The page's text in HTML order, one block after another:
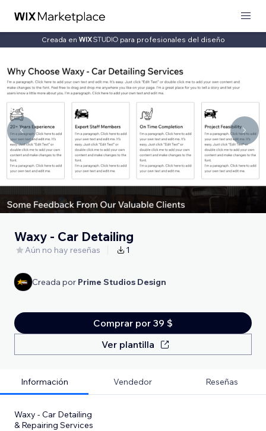
Creada en para profesionales del diseño
Waxy - Car Detailing
Aún no hay reseñas 1
Creada por Prime Studios Design
Comprar por 39 $
Ver plantilla
Información Vendedor Reseñas
Waxy - Car Detailing
& Repairing Services